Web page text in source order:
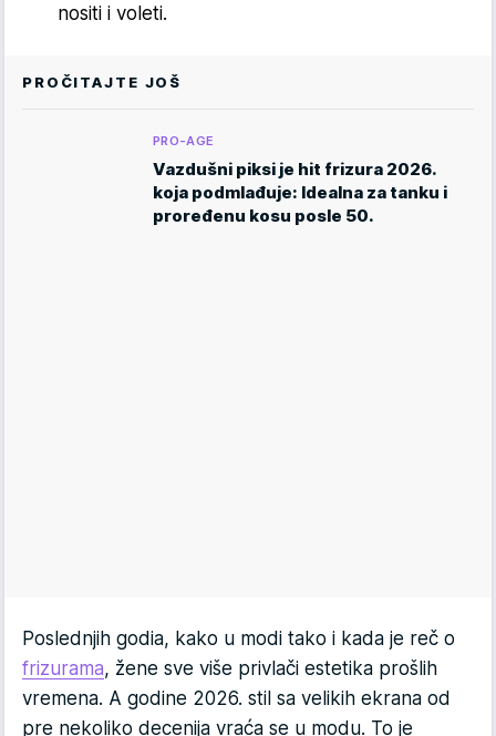
nositi i voleti.
PROČITAJTE JOŠ
PRO-AGE
Vazdušni piksi je hit frizura 2026.
koja podmlađuje: Idealna za tanku i
proređenu kosu posle 50.
Poslednjih godia, kako u modi tako i kada je reč o
frizurama, žene sve više privlači estetika prošlih
vremena. A godine 2026. stil sa velikih ekrana od
pre nekoliko decenija vraća se u modu. To je